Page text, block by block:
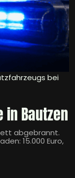
bei
in Bautzen
abgebrannt.
15.000 Euro,